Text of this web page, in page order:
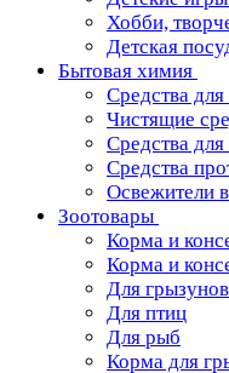
Хобби,
Детская
Бытовая химия
Средства
Чистящие
Средства
Средства
Освежители
Зоотовары
Корма и
Корма и
Для грызунов
Для птиц
Для рыб
Корма для